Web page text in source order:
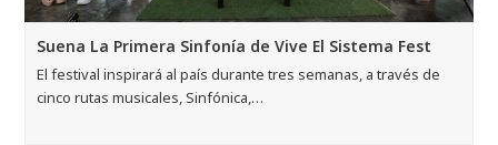
Suena La Primera Sinfonía de Vive El Sistema Fest
El festival inspirará al país durante tres semanas, a través de
cinco rutas musicales, Sinfónica,…